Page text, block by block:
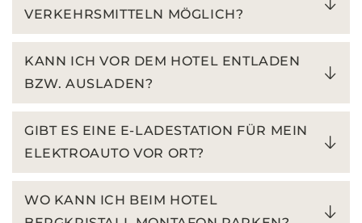
VERKEHRSMITTELN MÖGLICH?
KANN ICH VOR DEM HOTEL ENTLADEN
BZW. AUSLADEN?
GIBT ES EINE E-LADESTATION FÜR MEIN
ELEKTROAUTO VOR ORT?
WO KANN ICH BEIM HOTEL